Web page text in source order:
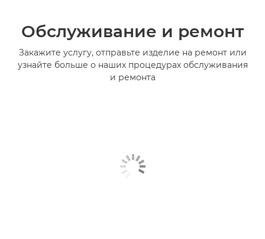
Обслуживание и ремонт
Закажите услугу, отправьте изделие на ремонт или
узнайте больше о наших процедурах обслуживания
и ремонта